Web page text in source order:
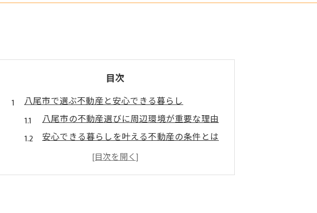
目次
八尾市で選ぶ不動産と安心できる暮らし
八尾市の不動産選びに周辺環境が重要な理由
安心できる暮らしを叶える不動産の条件とは
子育て世帯が重視する八尾市の不動産事情
口コミで分かる八尾市不動産の住み心地